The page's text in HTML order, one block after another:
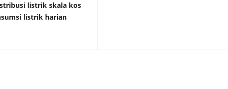
listrik skala kos
listrik harian